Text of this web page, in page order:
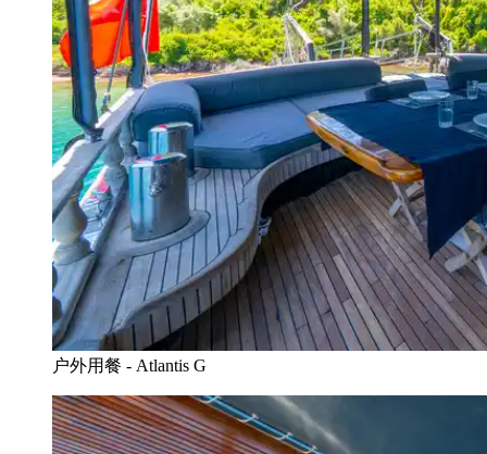
户外用餐 - Atlantis G